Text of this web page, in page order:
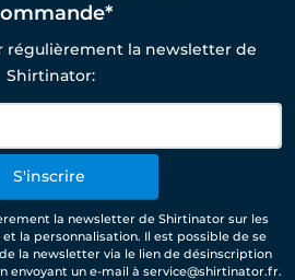
régulièrement la newsletter de
Shirtinator:
S'inscrire
la newsletter de Shirtinator sur les
la personnalisation. Il est possible de se
la newsletter via le lien de désinscription
envoyant un e-mail à service@shirtinator.fr.